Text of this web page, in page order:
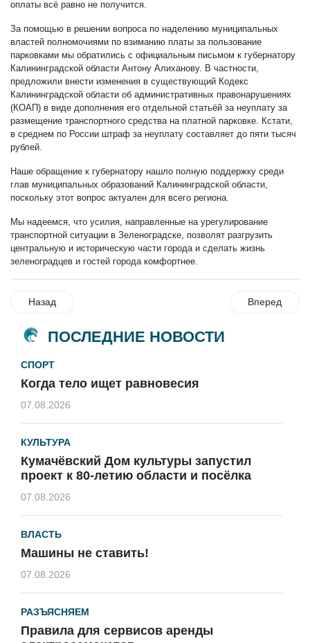
оплаты всё равно не получится.
За помощью в решении вопроса по наделению муниципальных
властей полномочиями по взиманию платы за пользование
парковками мы обратились с официальным письмом к губернатору
Калининградской области Антону Алиханову. В частности,
предложили внести изменения в существующий Кодекс
Калининградской области об административных правонарушениях
(КОАП) в виде дополнения его отдельной статьёй за неуплату за
размещение транспортного средства на платной парковке. Кстати,
в среднем по России штраф за неуплату составляет до пяти тысяч
рублей.
Наше обращение к губернатору нашло полную поддержку среди
глав муниципальных образований Калининградской области,
поскольку этот вопрос актуален для всего региона.
Мы надеемся, что усилия, направленные на урегулирование
транспортной ситуации в Зеленоградске, позволят разгрузить
центральную и историческую части города и сделать жизнь
зеленоградцев и гостей города комфортнее.
Назад Вперед
ПОСЛЕДНИЕ НОВОСТИ
СПОРТ
Когда тело ищет равновесия
07.08.2026
КУЛЬТУРА
Кумачёвский Дом культуры запустил
проект к 80-летию области и посёлка
07.08.2026
ВЛАСТЬ
Машины не ставить!
07.08.2026
РАЗЪЯСНЯЕМ
Правила для сервисов аренды